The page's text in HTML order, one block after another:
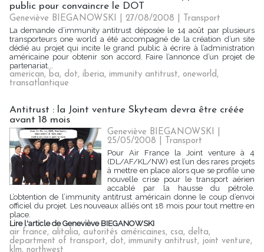
public pour convaincre le DOT
Geneviève BIEGANOWSKI | 27/08/2008
Transport
La demande d’immunity antitrust déposée le 14 août par plusieurs
transporteurs one world a été accompagné de la création d’un site
dédié au projet qui incite le grand public à écrire à l’administration
américaine pour obtenir son accord. Faire l’annonce d’un projet de
partenariat...
american, ba, dot, iberia, immunity antitrust, oneworld,
transatlantique
Antitrust : la Joint venture Skyteam devra être créée
avant 18 mois
Geneviève BIEGANOWSKI |
25/05/2008
Transport
Pour Air France la Joint venture à 4
(DL/AF/KL/NW) est l’un des rares projets
à mettre en place alors que se profile une
nouvelle crise pour le transport aérien
accablé par la hausse du pétrole.
L’obtention de l’immunity antitrust américain donne le coup d’envoi
officiel du projet. Les nouveaux alliés ont 18 mois pour tout mettre en
place.
Lire l'article de Geneviève BIEGANOWSKI
air france, alitalia, autorités américaines, csa, delta,
department of transport, dot, immunity antitrust, joint venture,
klm, northwest